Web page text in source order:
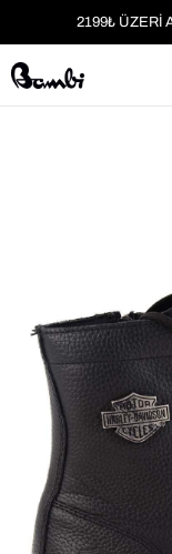
2199₺ ÜZERİ
MOBİL